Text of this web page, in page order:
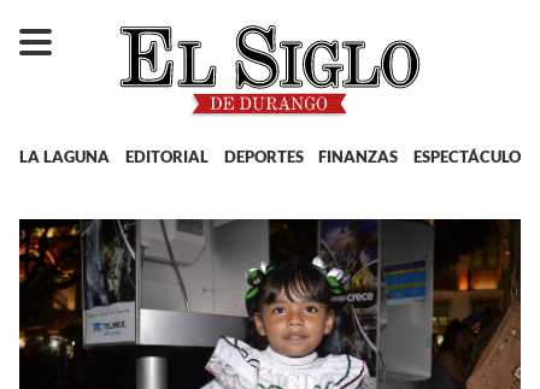
LA LAGUNA EDITORIAL DEPORTES FINANZAS ESPECTÁCULOS